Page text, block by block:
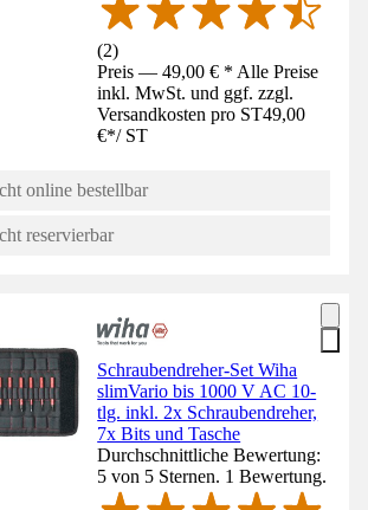
(2)
Preis — 49,00 € * Alle Preise
inkl. MwSt. und ggf. zzgl.
Versandkosten pro ST49,00
€*/ ST
online bestellbar
reservierbar
Schraubendreher-Set Wiha
slimVario bis 1000 V AC 10-
tlg. inkl. 2x Schraubendreher,
7x Bits und Tasche
Durchschnittliche Bewertung:
5 von 5 Sternen. 1 Bewertung.